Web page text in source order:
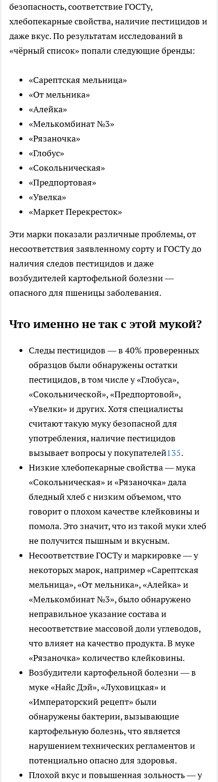
безопасность, соответствие ГОСТу,
хлебопекарные свойства, наличие пестицидов и
даже вкус. По результатам исследований в
«чёрный список» попали следующие бренды:
«Сарептская мельница»
«От мельника»
«Алейка»
«Мелькомбинат №3»
«Рязаночка»
«Глобус»
«Сокольническая»
«Предпортовая»
«Увелка»
«Маркет Перекресток»
Эти марки показали различные проблемы, от
несоответствия заявленному сорту и ГОСТу до
наличия следов пестицидов и даже
возбудителей картофельной болезни —
опасного для пшеницы заболевания.
Что именно не так с этой мукой?
Следы пестицидов — в 40% проверенных
образцов были обнаружены остатки
пестицидов, в том числе у «Глобуса»,
«Сокольнической», «Предпортовой»,
«Увелки» и других. Хотя специалисты
считают такую муку безопасной для
употребления, наличие пестицидов
вызывает вопросы у покупателей135.
Низкие хлебопекарные свойства — мука
«Сокольническая» и «Рязаночка» дала
бледный хлеб с низким объемом, что
говорит о плохом качестве клейковины и
помола. Это значит, что из такой муки хлеб
не получится пышным и вкусным.
Несоответствие ГОСТу и маркировке — у
некоторых марок, например «Сарептская
мельница», «От мельника», «Алейка» и
«Мелькомбинат №3», было обнаружено
неправильное указание состава и
несоответствие массовой доли углеводов,
что влияет на качество продукта. В муке
«Рязаночка» количество клейковины.
Возбудители картофельной болезни — в
муке «Найс Дэй», «Луховицкая» и
«Императорский рецепт» были
обнаружены бактерии, вызывающие
картофельную болезнь, что является
нарушением технических регламентов и
потенциально опасно для здоровья.
Плохой вкус и повышенная зольность — у